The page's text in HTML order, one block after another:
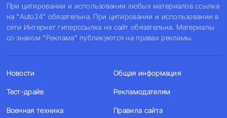
При цитировании и использовании любых материалов ссылка
на "Auto24" обязательна. При цитировании и использовании в
сети Интернет гиперссылка на сайт обязательна. Материалы
со знаком "Реклама" публикуются на правах рекламы.
Новости
Тест-драйв
Военная техника
Общая информация
Рекламодателям
Правила сайта